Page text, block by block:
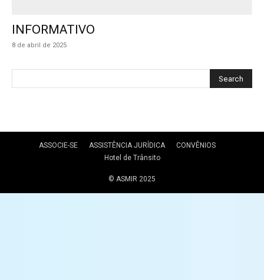
INFORMATIVO
8 de abril de 2025
ASSOCIE-SE ASSISTÊNCIA JURÍDICA
CONVÊNIOS
Hotel de Trânsito
© ASMIR 2025